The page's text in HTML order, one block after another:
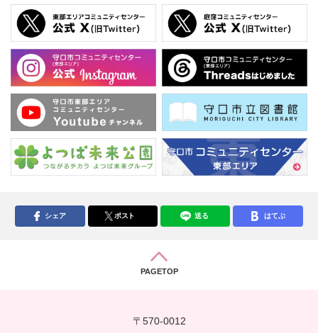
シェア ポスト 送る はてぶ
PAGETOP
〒570-0012